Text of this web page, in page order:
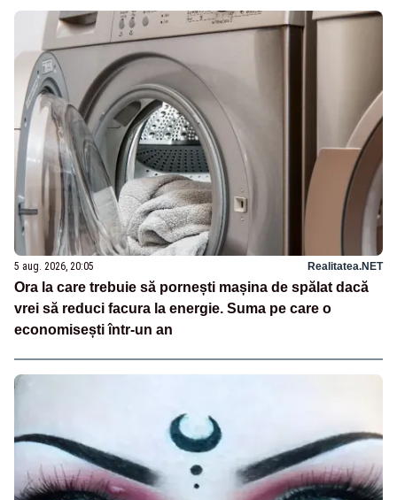
5 aug. 2026, 20:05 Realitatea.NET
Ora la care trebuie să pornești mașina de spălat dacă
vrei să reduci facura la energie. Suma pe care o
economisești într-un an